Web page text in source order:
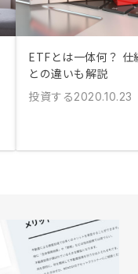
ETFとは一体何？ 仕
との違いも解説
投資する2020.10.23